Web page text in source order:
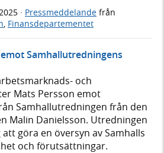
· Pressmeddelande från
, Finansdepartementet
Samhallutredningens
och
Mats Persson emot
Samhallutredningen från den
Malin Danielsson. Utredningen
göra en översyn av Samhalls
och förutsättningar.